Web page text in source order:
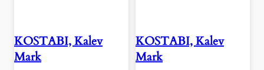
KOSTABI, Kalev
Mark
KOSTABI, Kalev
Mark